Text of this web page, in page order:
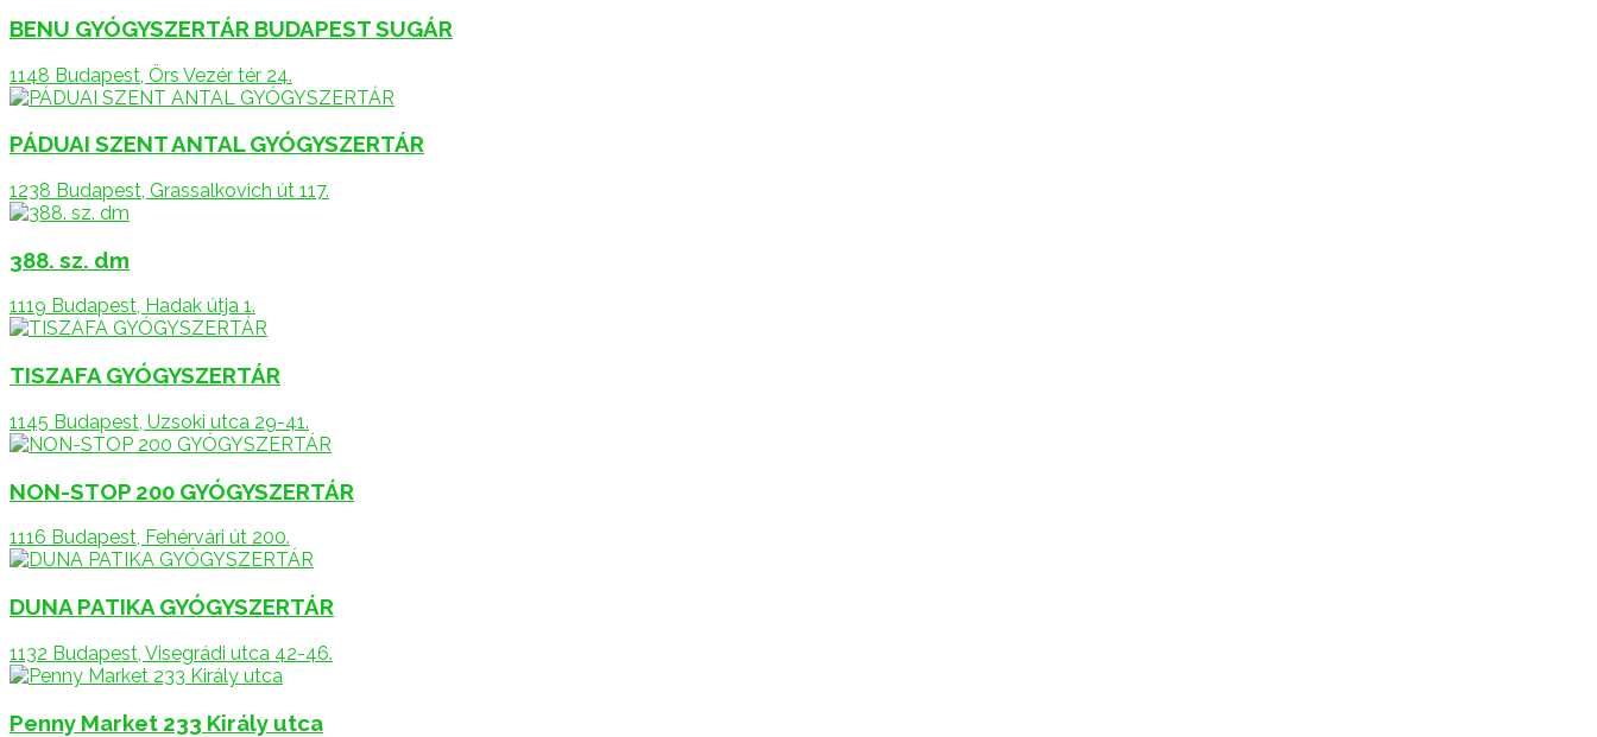
BENU GYÓGYSZERTÁR BUDAPEST SUGÁR
1148 Budapest, Örs Vezér tér 24.
PÁDUAI SZENT ANTAL GYÓGYSZERTÁR
1238 Budapest, Grassalkovich út 117.
388. sz. dm
1119 Budapest, Hadak útja 1.
TISZAFA GYÓGYSZERTÁR
1145 Budapest, Uzsoki utca 29-41.
NON-STOP 200 GYÓGYSZERTÁR
1116 Budapest, Fehérvári út 200.
DUNA PATIKA GYÓGYSZERTÁR
1132 Budapest, Visegrádi utca 42-46.
Penny Market 233 Király utca